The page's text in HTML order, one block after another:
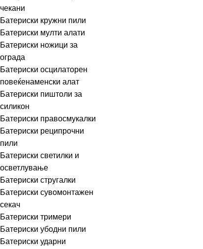
чекани
Батериски кружни пили
Батериски мулти алати
Батериски ножици за
ограда
Батериски осцилаторен
повеќенаменски алат
Батериски пиштоли за
силикон
Батериски правосмукалки
Батериски реципрочни
пили
Батериски светилки и
осветлување
Батериски стругалки
Батериски сувомонтажен
секач
Батериски тримери
Батериски убодни пили
Батериски ударни